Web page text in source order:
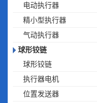
电动执行器
精小型执行器
气动执行器
球形铰链
球形铰链
执行器电机
位置发送器